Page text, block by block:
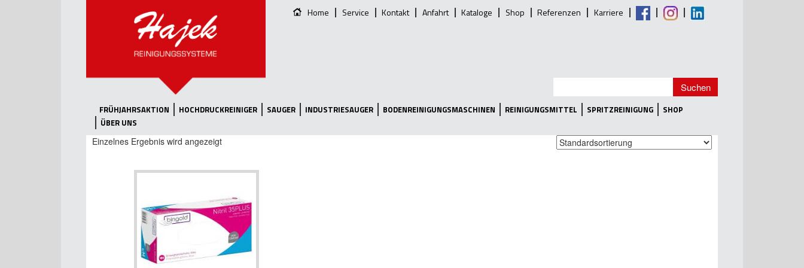
Home Service Kontakt Anfahrt Kataloge Shop Referenzen Karriere
FRÜHJAHRSAKTION HOCHDRUCKREINIGER SAUGER INDUSTRIESAUGER BODENREINIGUNGSMASCHINEN REINIGUNGSMITTEL SPRITZREINIGUNG
SHOP
ÜBER UNS
Einzelnes Ergebnis wird angezeigt